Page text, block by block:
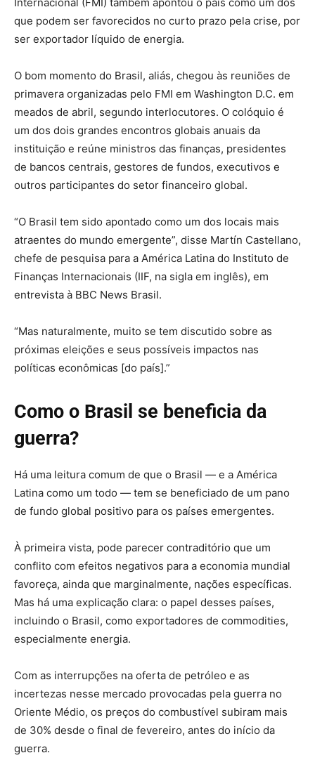
Internacional (FMI) também apontou o país como um dos
que podem ser favorecidos no curto prazo pela crise, por
ser exportador líquido de energia.
O bom momento do Brasil, aliás, chegou às reuniões de
primavera organizadas pelo FMI em Washington D.C. em
meados de abril, segundo interlocutores. O colóquio é
um dos dois grandes encontros globais anuais da
instituição e reúne ministros das finanças, presidentes
de bancos centrais, gestores de fundos, executivos e
outros participantes do setor financeiro global.
“O Brasil tem sido apontado como um dos locais mais
atraentes do mundo emergente”, disse Martín Castellano,
chefe de pesquisa para a América Latina do Instituto de
Finanças Internacionais (IIF, na sigla em inglês), em
entrevista à BBC News Brasil.
“Mas naturalmente, muito se tem discutido sobre as
próximas eleições e seus possíveis impactos nas
políticas econômicas [do país].”
Como o Brasil se beneficia da
guerra?
Há uma leitura comum de que o Brasil — e a América
Latina como um todo — tem se beneficiado de um pano
de fundo global positivo para os países emergentes.
À primeira vista, pode parecer contraditório que um
conflito com efeitos negativos para a economia mundial
favoreça, ainda que marginalmente, nações específicas.
Mas há uma explicação clara: o papel desses países,
incluindo o Brasil, como exportadores de commodities,
especialmente energia.
Com as interrupções na oferta de petróleo e as
incertezas nesse mercado provocadas pela guerra no
Oriente Médio, os preços do combustível subiram mais
de 30% desde o final de fevereiro, antes do início da
guerra.